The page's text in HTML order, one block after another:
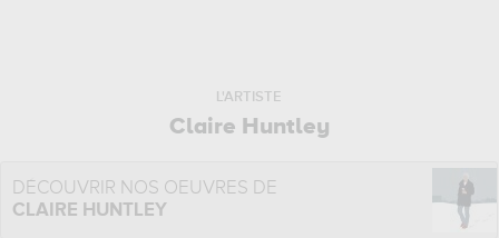
L'ARTISTE
Claire Huntley
DÉCOUVRIR NOS OEUVRES DE
CLAIRE HUNTLEY